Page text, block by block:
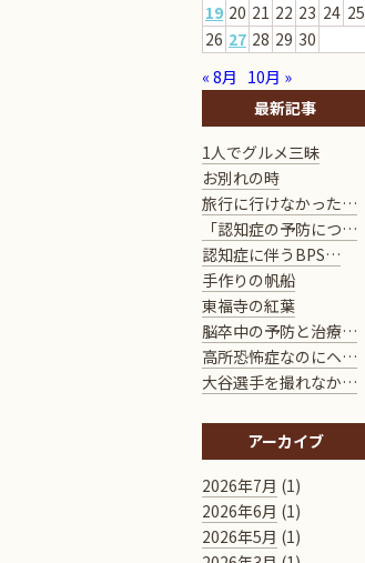
19 20 21 22 23 24 25
26 27 28 29 30
« 8月 10月 »
最新記事
1人でグルメ三昧
お別れの時
旅行に行けなかった…
「認知症の予防につ…
認知症に伴うBPS…
手作りの帆船
東福寺の紅葉
脳卒中の予防と治療…
高所恐怖症なのにヘ…
大谷選手を撮れなか…
アーカイブ
2026年7月 (1)
2026年6月 (1)
2026年5月 (1)